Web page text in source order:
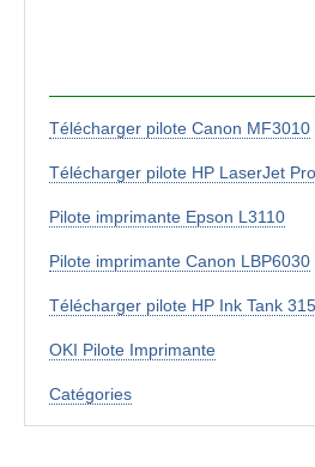
Télécharger pilote Canon MF3010
Télécharger pilote HP LaserJet
Pilote imprimante Epson L3110
Pilote imprimante Canon LBP6030
Télécharger pilote HP Ink Tank 315
OKI Pilote Imprimante
Catégories